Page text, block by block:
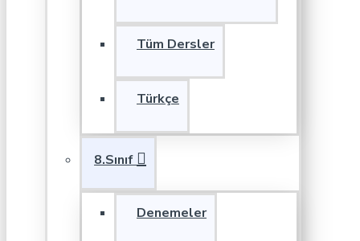
Tüm Dersler
Türkçe
8.Sınıf
Denemeler